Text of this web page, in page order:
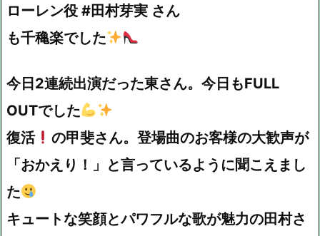
ローレン役 #田村芽実 さん
も千穐楽でした
今日2連続出演だった東さん。今日もFULL
OUTでした
復活
の甲斐さん。登場曲のお客様の大歓声が
「おかえり！」と言っているように聞こえまし
た
キュートな笑顔とパワフルな歌が魅力の田村さ